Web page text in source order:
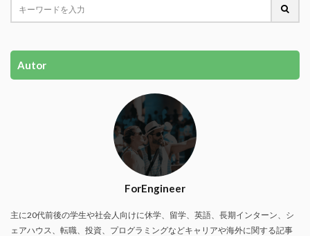
Autor
ForEngineer
主に20代前後の学生や社会人向けに休学、留学、英語、長期インターン、シ
ェアハウス、転職、投資、プログラミングなどキャリアや海外に関する記事